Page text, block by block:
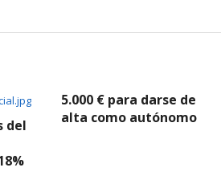
del
5.000 € para darse de
alta como autónomo